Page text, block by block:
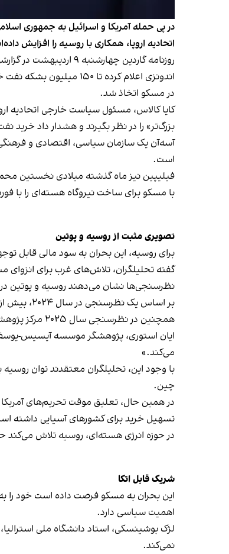
در پی حمله آمریکا و اسرائیل به جمهوری
اتحادیه اروپا، همکاری با روسیه را افزایش
روزنامه گاردین چهارشنبه ۹ اردیبهشت در گزارشی تحلیلی نوشت هشدارهای داده شده، تاثیر محدودی داشته و چندین کشور منطقه در حال تقویت روابط اقتصادی با مسکو هستند.
اندونزی اعلام کرده
در مسکو اتخاذ شد.
کایا کالاس، مسئول سیاست خارجی اتحادیه
بزرگ‌تر» را در نظر بگیرند و هشدار داد خرید
است.
فیلیپین نیز ماه گذشته میلادی نخستین
با مسکو برای ساخت نیروگاه هسته‌ای را با
تصویری مثبت از روسیه و پوتین
برای روسیه، این بحران به سود مالی قابل
گفته تحلیلگران، تلاش‌های غرب برای
نظرسنجی‌ها نشان می‌دهند روسیه و پوتین
بر اساس یک نظرسنجی در سال ۲۰۲۴، بیش از ۵۰ درصد پاسخ‌دهندگان در اندونزی و ویتنام خواهان پیروزی روسیه در جنگ اوکراین بودند.
همچنین در نظرسنجی سال ۲۰۲۵ مرکز پژوهشی پیو، ۶۴ درصد از اندونزیایی‌ها دیدگاه مثبتی نسبت به روسیه داشتند، در حالی که این رقم برای آمریکا ۴۸ درصد بود.
ایان استوری، پژوهشگر موسسه آیسیس-یوسف
می‌کند.»
با وجود این، تحلیلگران معتقدند توان
چین.
تسهیل خرید برای کشورهای آسیایی داشته
در حوزه انرژی هسته‌ای، روسیه تلاش می‌کند
شریک قابل اتکا
این بحران به مسکو فرصت داده است خود را به
اهمیت سیاسی دارد.
لژک بوشینسکی، استاد دانشگاه ملی
نمی‌کند.